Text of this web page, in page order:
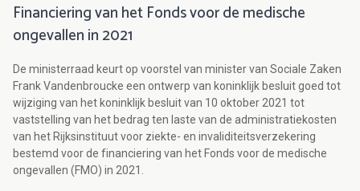
Financiering van het Fonds voor de medische
ongevallen in 2021
De ministerraad keurt op voorstel van minister van Sociale Zaken
Frank Vandenbroucke een ontwerp van koninklijk besluit goed tot
wijziging van het koninklijk besluit van 10 oktober 2021 tot
vaststelling van het bedrag ten laste van de administratiekosten
van het Rijksinstituut voor ziekte- en invaliditeitsverzekering
bestemd voor de financiering van het Fonds voor de medische
ongevallen (FMO) in 2021.